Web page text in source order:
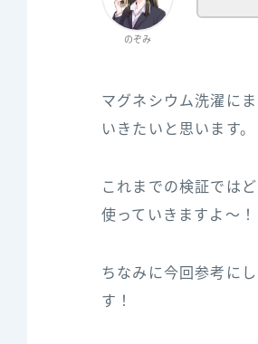
のぞみ
マグネシウム洗濯に
いきたいと思います。
これまでの検証では
使っていきますよ～！
ちなみに今回参‌考‌に‌
す！